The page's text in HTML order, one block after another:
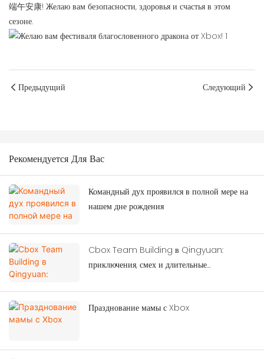
端午安康! Желаю вам безопасности, здоровья и счастья в этом
сезоне.
Предыдущий Следующий
Рекомендуется Для Вас
Командный дух проявился в полной мере на
нашем дне рождения
Cbox Team Building в Qingyuan:
приключения, смех и длительные
Празднование мамы с Xbox